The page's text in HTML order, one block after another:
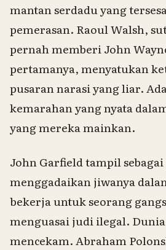
mantan serdadu yang
pemerasan. Raoul Walsh,
pernah memberi John
pertamanya, menyatukan
pusaran narasi yang liar.
kemarahan yang nyata
yang mereka mainkan.
John Garfield tampil
menggadaikan jiwanya
bekerja untuk seorang
menguasai judi ilegal.
mencekam. Abraham